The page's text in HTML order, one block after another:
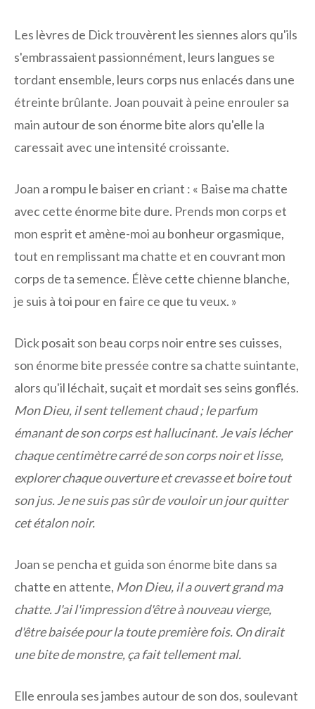
Les lèvres de Dick trouvèrent les siennes alors qu'ils
s'embrassaient passionnément, leurs langues se
tordant ensemble, leurs corps nus enlacés dans une
étreinte brûlante. Joan pouvait à peine enrouler sa
main autour de son énorme bite alors qu'elle la
caressait avec une intensité croissante.
Joan a rompu le baiser en criant : « Baise ma chatte
avec cette énorme bite dure. Prends mon corps et
mon esprit et amène-moi au bonheur orgasmique,
tout en remplissant ma chatte et en couvrant mon
corps de ta semence. Élève cette chienne blanche,
je suis à toi pour en faire ce que tu veux. »
Dick posait son beau corps noir entre ses cuisses,
son énorme bite pressée contre sa chatte suintante,
alors qu'il léchait, suçait et mordait ses seins gonflés.
Mon Dieu, il sent tellement chaud ; le parfum
émanant de son corps est hallucinant. Je vais lécher
chaque centimètre carré de son corps noir et lisse,
explorer chaque ouverture et crevasse et boire tout
son jus. Je ne suis pas sûr de vouloir un jour quitter
cet étalon noir.
Joan se pencha et guida son énorme bite dans sa
chatte en attente, Mon Dieu, il a ouvert grand ma
chatte. J'ai l'impression d'être à nouveau vierge,
d'être baisée pour la toute première fois. On dirait
une bite de monstre, ça fait tellement mal.
Elle enroula ses jambes autour de son dos, soulevant